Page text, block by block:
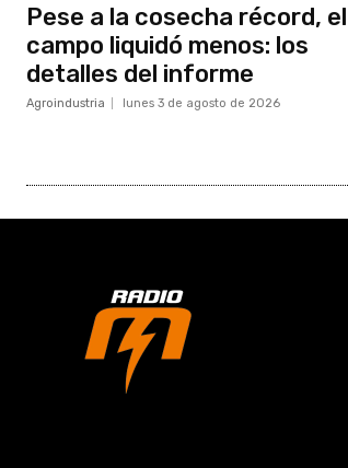
Pese a la cosecha récord, el
campo liquidó menos: los
detalles del informe
Agroindustria lunes 3 de agosto de 2026